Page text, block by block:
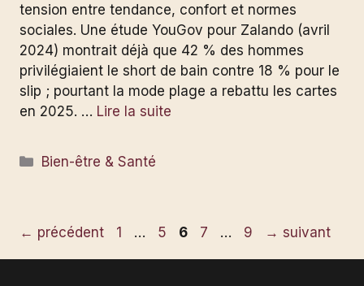
tension entre tendance, confort et normes
sociales. Une étude YouGov pour Zalando (avril
2024) montrait déjà que 42 % des hommes
privilégiaient le short de bain contre 18 % pour le
slip ; pourtant la mode plage a rebattu les cartes
en 2025. … Lire la suite
Catégories
Bien-être & Santé
← précédent Page
1 … Page
5 Page
6 Page
7 … Page
9 → suivant